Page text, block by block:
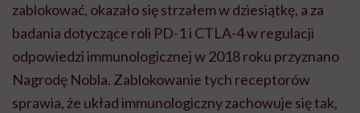
zablokować, okazało się strzałem w dziesiątkę, a za
badania dotyczące roli PD-1 i CTLA-4 w regulacji
odpowiedzi immunologicznej w 2018 roku przyznano
Nagrodę Nobla. Zablokowanie tych receptorów
sprawia, że układ immunologiczny zachowuje się tak,